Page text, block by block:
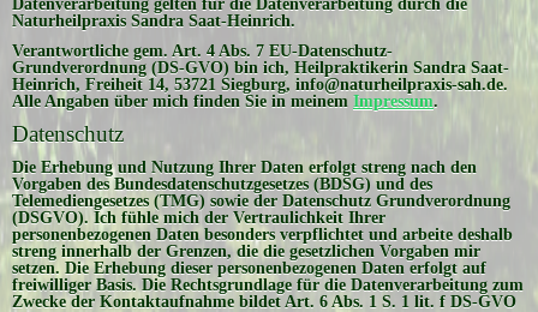
Naturheilpraxis Sandra Saat-Heinrich.
Verantwortliche gem. Art. 4 Abs. 7 EU-Datenschutz-
Grundverordnung (DS-GVO) bin ich, Heilpraktikerin Sandra Saat-
Heinrich, Freiheit 14, 53721 Siegburg, info@naturheilpraxis-sah.de.
Alle Angaben über mich finden Sie in meinem Impressum.
Datenschutz
Die Erhebung und Nutzung Ihrer Daten erfolgt streng nach den
Vorgaben des Bundesdatenschutzgesetzes (BDSG) und des
Telemediengesetzes (TMG) sowie der Datenschutz Grundverordnung
(DSGVO). Ich fühle mich der Vertraulichkeit Ihrer
personenbezogenen Daten besonders verpflichtet und arbeite deshalb
streng innerhalb der Grenzen, die die gesetzlichen Vorgaben mir
setzen. Die Erhebung dieser personenbezogenen Daten erfolgt auf
freiwilliger Basis. Die Rechtsgrundlage für die Datenverarbeitung zum
Zwecke der Kontaktaufnahme bildet Art. 6 Abs. 1 S. 1 lit. f DS-GVO